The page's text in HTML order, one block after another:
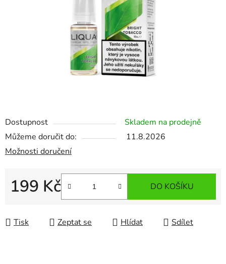
Dostupnost
Skladem na prodejně
Můžeme doručit do:
11.8.2026
Možnosti doručení
199 Kč DO KOŠÍKU
Tisk Zeptat se Hlídat Sdílet